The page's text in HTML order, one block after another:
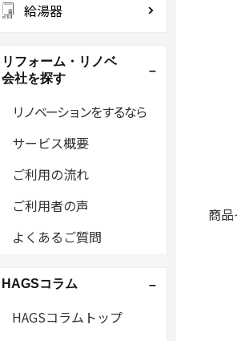
商
給湯器
リフォーム・リノベ
会社を探す
リノベーションをするなら
サービス概要
ご利用の流れ
ご利用者の声
よくあるご質問
HAGSコラム
HAGSコラムトップ